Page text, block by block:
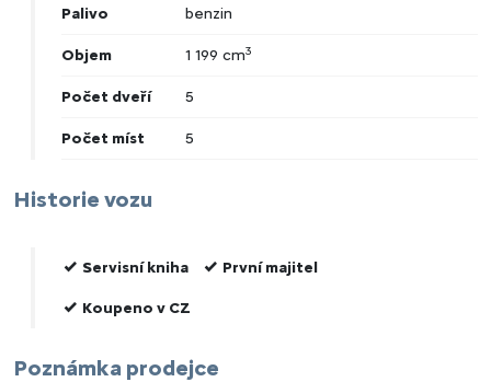
Palivo benzin
Objem 1 199 cm3
Počet dveří 5
Počet míst 5
Historie vozu
Servisní kniha První majitel
Koupeno v CZ
Poznámka prodejce